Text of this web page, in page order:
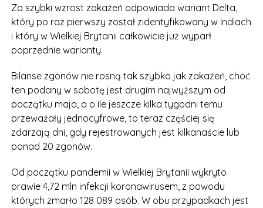
Za szybki wzrost zakażeń odpowiada wariant Delta,
który po raz pierwszy został zidentyfikowany w Indiach
i który w Wielkiej Brytanii całkowicie już wyparł
poprzednie warianty.
Bilanse zgonów nie rosną tak szybko jak zakażeń, choć
ten podany w sobotę jest drugim najwyższym od
początku maja, a o ile jeszcze kilka tygodni temu
przeważały jednocyfrowe, to teraz częściej się
zdarzają dni, gdy rejestrowanych jest kilkanaście lub
ponad 20 zgonów.
Od początku pandemii w Wielkiej Brytanii wykryto
prawie 4,72 mln infekcji koronawirusem, z powodu
których zmarło 128 089 osób. W obu przypadkach jest